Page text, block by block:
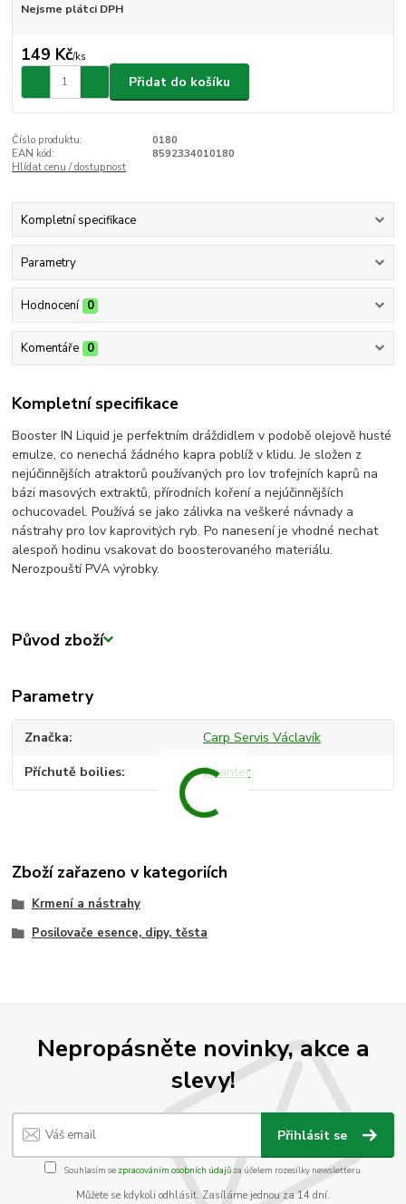
Nejsme plátci DPH
149 Kč/ks
Přidat do košíku
Číslo produktu:
0180
EAN kód:
8592334010180
Hlídat cenu / dostupnost
Kompletní specifikace
Parametry
Hodnocení 0
Komentáře 0
Kompletní specifikace
Booster IN Liquid je perfektním dráždidlem v podobě olejově husté
emulze, co nenechá žádného kapra poblíž v klidu. Je složen z
nejúčinnějších atraktorů používaných pro lov trofejních kaprů na
bázi masových extraktů, přírodních koření a nejúčinnějších
ochucovadel. Používá se jako zálivka na veškeré návnady a
nástrahy pro lov kaprovitých ryb. Po nanesení je vhodné nechat
alespoň hodinu vsakovat do boosterovaného materiálu.
Nerozpouští PVA výrobky.
Původ zboží
Parametry
Značka Carp Servis Václavík
Příchutě boilies pikanter
Zboží zařazeno v kategoriích
Krmení a nástrahy
Posilovače esence, dipy, těsta
Nepropásněte novinky, akce a
slevy!
Přihlásit se
Souhlasím se zpracováním osobních údajůza účelem rozesílky newsletteru.
Můžete se kdykoli odhlásit. Zasíláme jednou za 14 dní.